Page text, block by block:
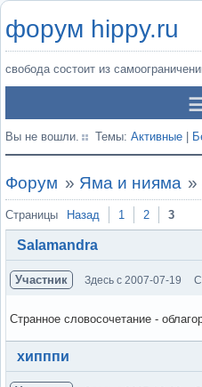
форум hippy.ru
свобода состоит из
Вы не вошли. Темы: Активные
Форум » Яма и нияма »
Страницы Назад 1 2 3
Salamandra
Участник Здесь с 2007-07-19
Странное словосочетание -
Вне форума
хипппи